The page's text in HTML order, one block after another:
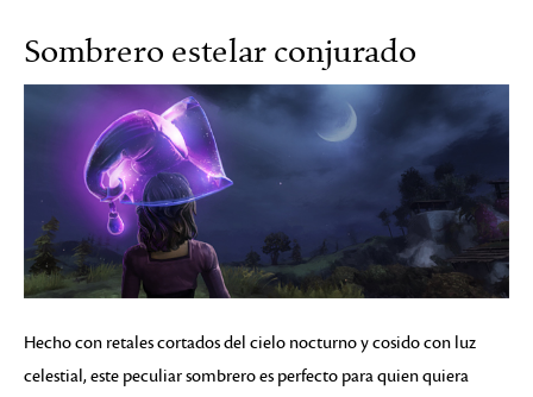
Sombrero estelar conjurado
Hecho con retales cortados del cielo nocturno y cosido con luz
celestial, este peculiar sombrero es perfecto para quien quiera